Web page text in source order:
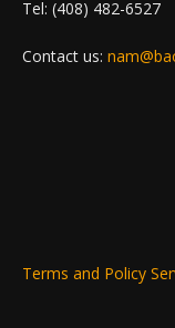
Tel: (408) 482-6527
Contact us:
Terms and Policy